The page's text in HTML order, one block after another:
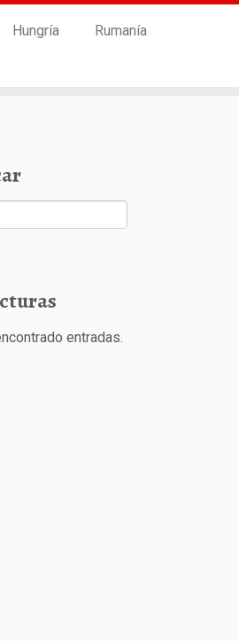
Hungría
Rumanía
entradas.